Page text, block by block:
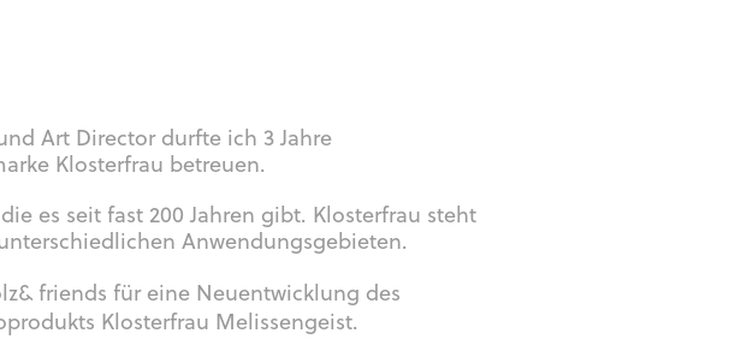
Art Director durfte ich 3 Jahre
Klosterfrau betreuen.
es seit fast 200 Jahren gibt. Klosterfrau steht
Anwendungsgebieten.
friends für eine Neuentwicklung des
Klosterfrau Melissengeist.